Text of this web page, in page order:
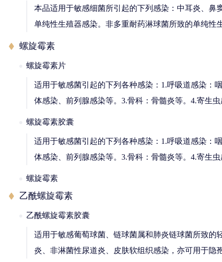
本品适用于敏感细菌所引起的下列感染：中耳炎、
单纯性生殖器感染。非多重耐药淋球菌所致的单纯性
螺旋霉素
螺旋霉素片
适用于敏感菌引起的下列各种感染：1.呼吸道感染：
体感染、前列腺感染等。3.骨科：骨髓炎等。4.寄生
螺旋霉素胶囊
适用于敏感菌引起的下列各种感染：1.呼吸道感染：
体感染、前列腺感染等。3.骨科：骨髓炎等。4.寄生
螺旋霉素
乙酰螺旋霉素
乙酰螺旋霉素胶囊
适用于敏感葡萄球菌、链球菌属和肺炎链球菌所致
炎、非淋菌性尿道炎、皮肤软组织感染，亦可用于